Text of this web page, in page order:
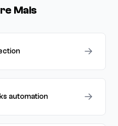
Mais
→
automation →